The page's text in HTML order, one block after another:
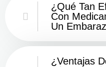
¿Qué Tan
Con
Un
¿Ventajas